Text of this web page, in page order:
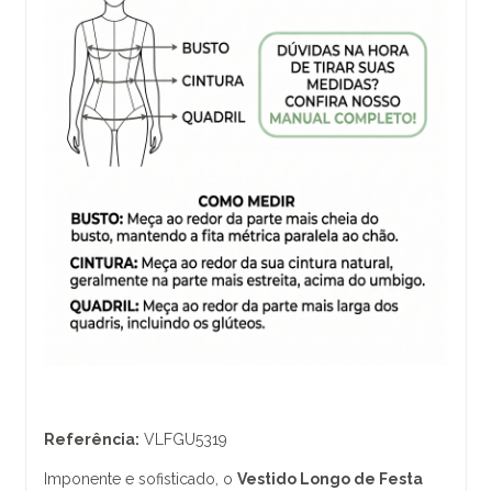
Referência: VLFGU5319
Imponente e sofisticado, o Vestido Longo de Festa